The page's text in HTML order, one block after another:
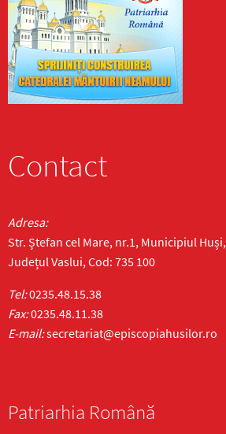
Contact
Adresa:
Str. Ștefan cel Mare, nr.1, Municipiul Huși,
Județul Vaslui, Cod: 735 100
Tel:0235.48.15.38
Fax:0235.48.11.38
E-mail:secretariat@episcopiahusilor.ro
Patriarhia Română